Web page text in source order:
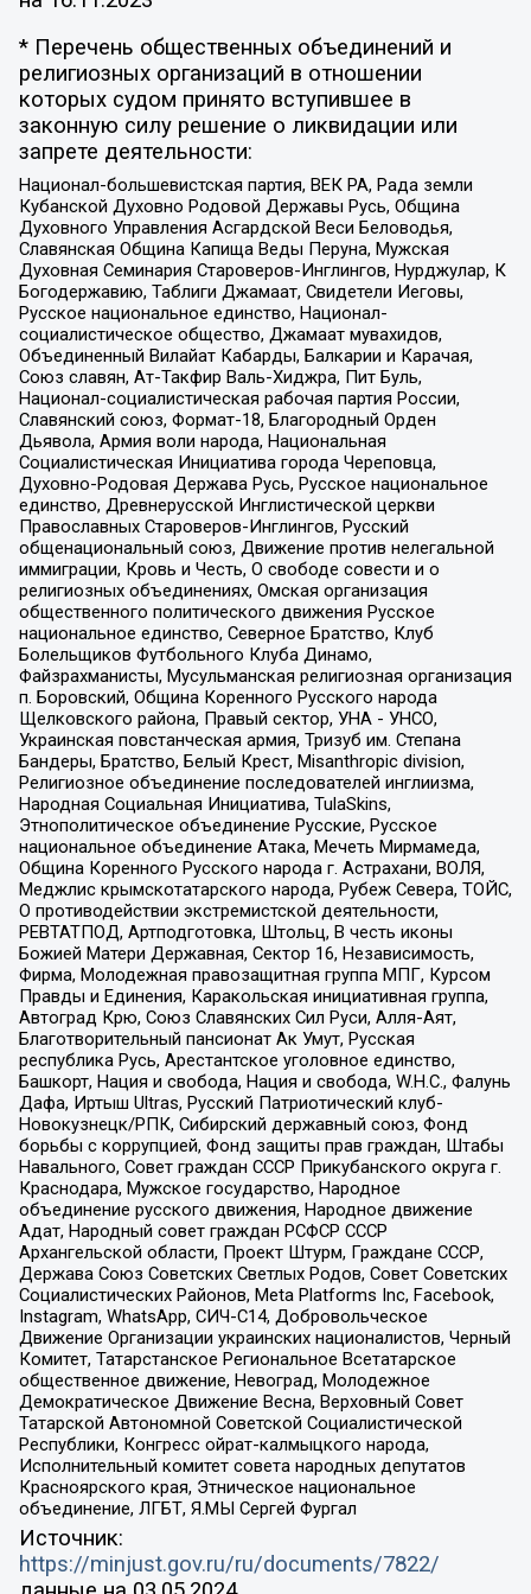
* Перечень общественных объединений и
религиозных организаций в отношении
которых судом принято вступившее в
законную силу решение о ликвидации или
запрете деятельности:
Национал-большевистская партия, ВЕК РА, Рада земли
Кубанской Духовно Родовой Державы Русь, Община
Духовного Управления Асгардской Веси Беловодья,
Славянская Община Капища Веды Перуна, Мужская
Духовная Семинария Староверов-Инглингов, Нурджулар, К
Богодержавию, Таблиги Джамаат, Свидетели Иеговы,
Русское национальное единство, Национал-
социалистическое общество, Джамаат мувахидов,
Объединенный Вилайат Кабарды, Балкарии и Карачая,
Союз славян, Ат-Такфир Валь-Хиджра, Пит Буль,
Национал-социалистическая рабочая партия России,
Славянский союз, Формат-18, Благородный Орден
Дьявола, Армия воли народа, Национальная
Социалистическая Инициатива города Череповца,
Духовно-Родовая Держава Русь, Русское национальное
единство, Древнерусской Инглистической церкви
Православных Староверов-Инглингов, Русский
общенациональный союз, Движение против нелегальной
иммиграции, Кровь и Честь, О свободе совести и о
религиозных объединениях, Омская организация
общественного политического движения Русское
национальное единство, Северное Братство, Клуб
Болельщиков Футбольного Клуба Динамо,
Файзрахманисты, Мусульманская религиозная организация
п. Боровский, Община Коренного Русского народа
Щелковского района, Правый сектор, УНА - УНСО,
Украинская повстанческая армия, Тризуб им. Степана
Бандеры, Братство, Белый Крест, Misanthropic division,
Религиозное объединение последователей инглиизма,
Народная Социальная Инициатива, TulaSkins,
Этнополитическое объединение Русские, Русское
национальное объединение Атака, Мечеть Мирмамеда,
Община Коренного Русского народа г. Астрахани, ВОЛЯ,
Меджлис крымскотатарского народа, Рубеж Севера, ТОЙС,
О противодействии экстремистской деятельности,
РЕВТАТПОД, Артподготовка, Штольц, В честь иконы
Божией Матери Державная, Сектор 16, Независимость,
Фирма, Молодежная правозащитная группа МПГ, Курсом
Правды и Единения, Каракольская инициативная группа,
Автоград Крю, Союз Славянских Сил Руси, Алля-Аят,
Благотворительный пансионат Ак Умут, Русская
республика Русь, Арестантское уголовное единство,
Башкорт, Нация и свобода, Нация и свобода, W.H.С., Фалунь
Дафа, Иртыш Ultras, Русский Патриотический клуб-
Новокузнецк/РПК, Сибирский державный союз, Фонд
борьбы с коррупцией, Фонд защиты прав граждан, Штабы
Навального, Совет граждан СССР Прикубанского округа г.
Краснодара, Мужское государство, Народное
объединение русского движения, Народное движение
Адат, Народный совет граждан РСФСР СССР
Архангельской области, Проект Штурм, Граждане СССР,
Держава Союз Советских Светлых Родов, Совет Советских
Социалистических Районов, Meta Platforms Inc, Facebook,
Instagram, WhatsApp, СИЧ-С14, Добровольческое
Движение Организации украинских националистов, Черный
Комитет, Татарстанское Региональное Всетатарское
общественное движение, Невоград, Молодежное
Демократическое Движение Весна, Верховный Совет
Татарской Автономной Советской Социалистической
Республики, Конгресс ойрат-калмыцкого народа,
Исполнительный комитет совета народных депутатов
Красноярского края, Этническое национальное
объединение, ЛГБТ, Я.МЫ Сергей Фургал
Источник:
https://minjust.gov.ru/ru/documents/7822/